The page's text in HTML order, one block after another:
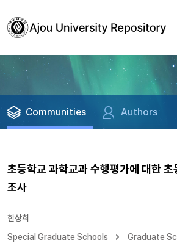
Communities Authors
초등학교 과학교과 수행평가에 대한 초
조사
한상희
Special Graduate Schools
Graduate